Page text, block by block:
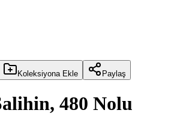
Koleksiyona Ekle Paylaş
480 Nolu